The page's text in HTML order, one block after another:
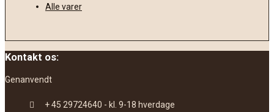
Alle varer
Kontakt os:
Genanvendt
+ 45 29724640 - kl. 9-18 hverdage